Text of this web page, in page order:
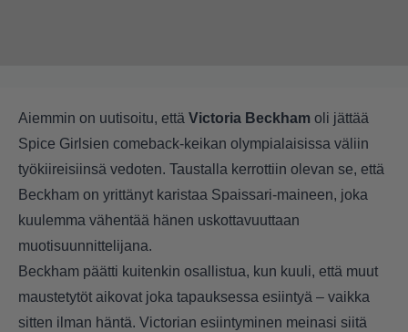
Aiemmin on uutisoitu, että Victoria Beckham oli jättää
Spice Girlsien comeback-keikan olympialaisissa väliin
työkiireisiinsä vedoten. Taustalla kerrottiin olevan se, että
Beckham on yrittänyt karistaa Spaissari-maineen, joka
kuulemma vähentää hänen uskottavuuttaan
muotisuunnittelijana.
Beckham päätti kuitenkin osallistua, kun kuuli, että muut
maustetytöt aikovat joka tapauksessa esiintyä – vaikka
sitten ilman häntä. Victorian esiintyminen meinasi siitä